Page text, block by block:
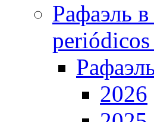
Рафаэль
2026